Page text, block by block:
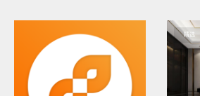
精选